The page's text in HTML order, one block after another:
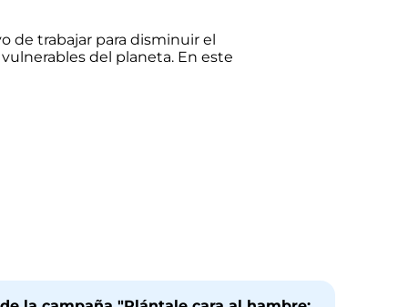
de trabajar para disminuir el
del planeta. En este